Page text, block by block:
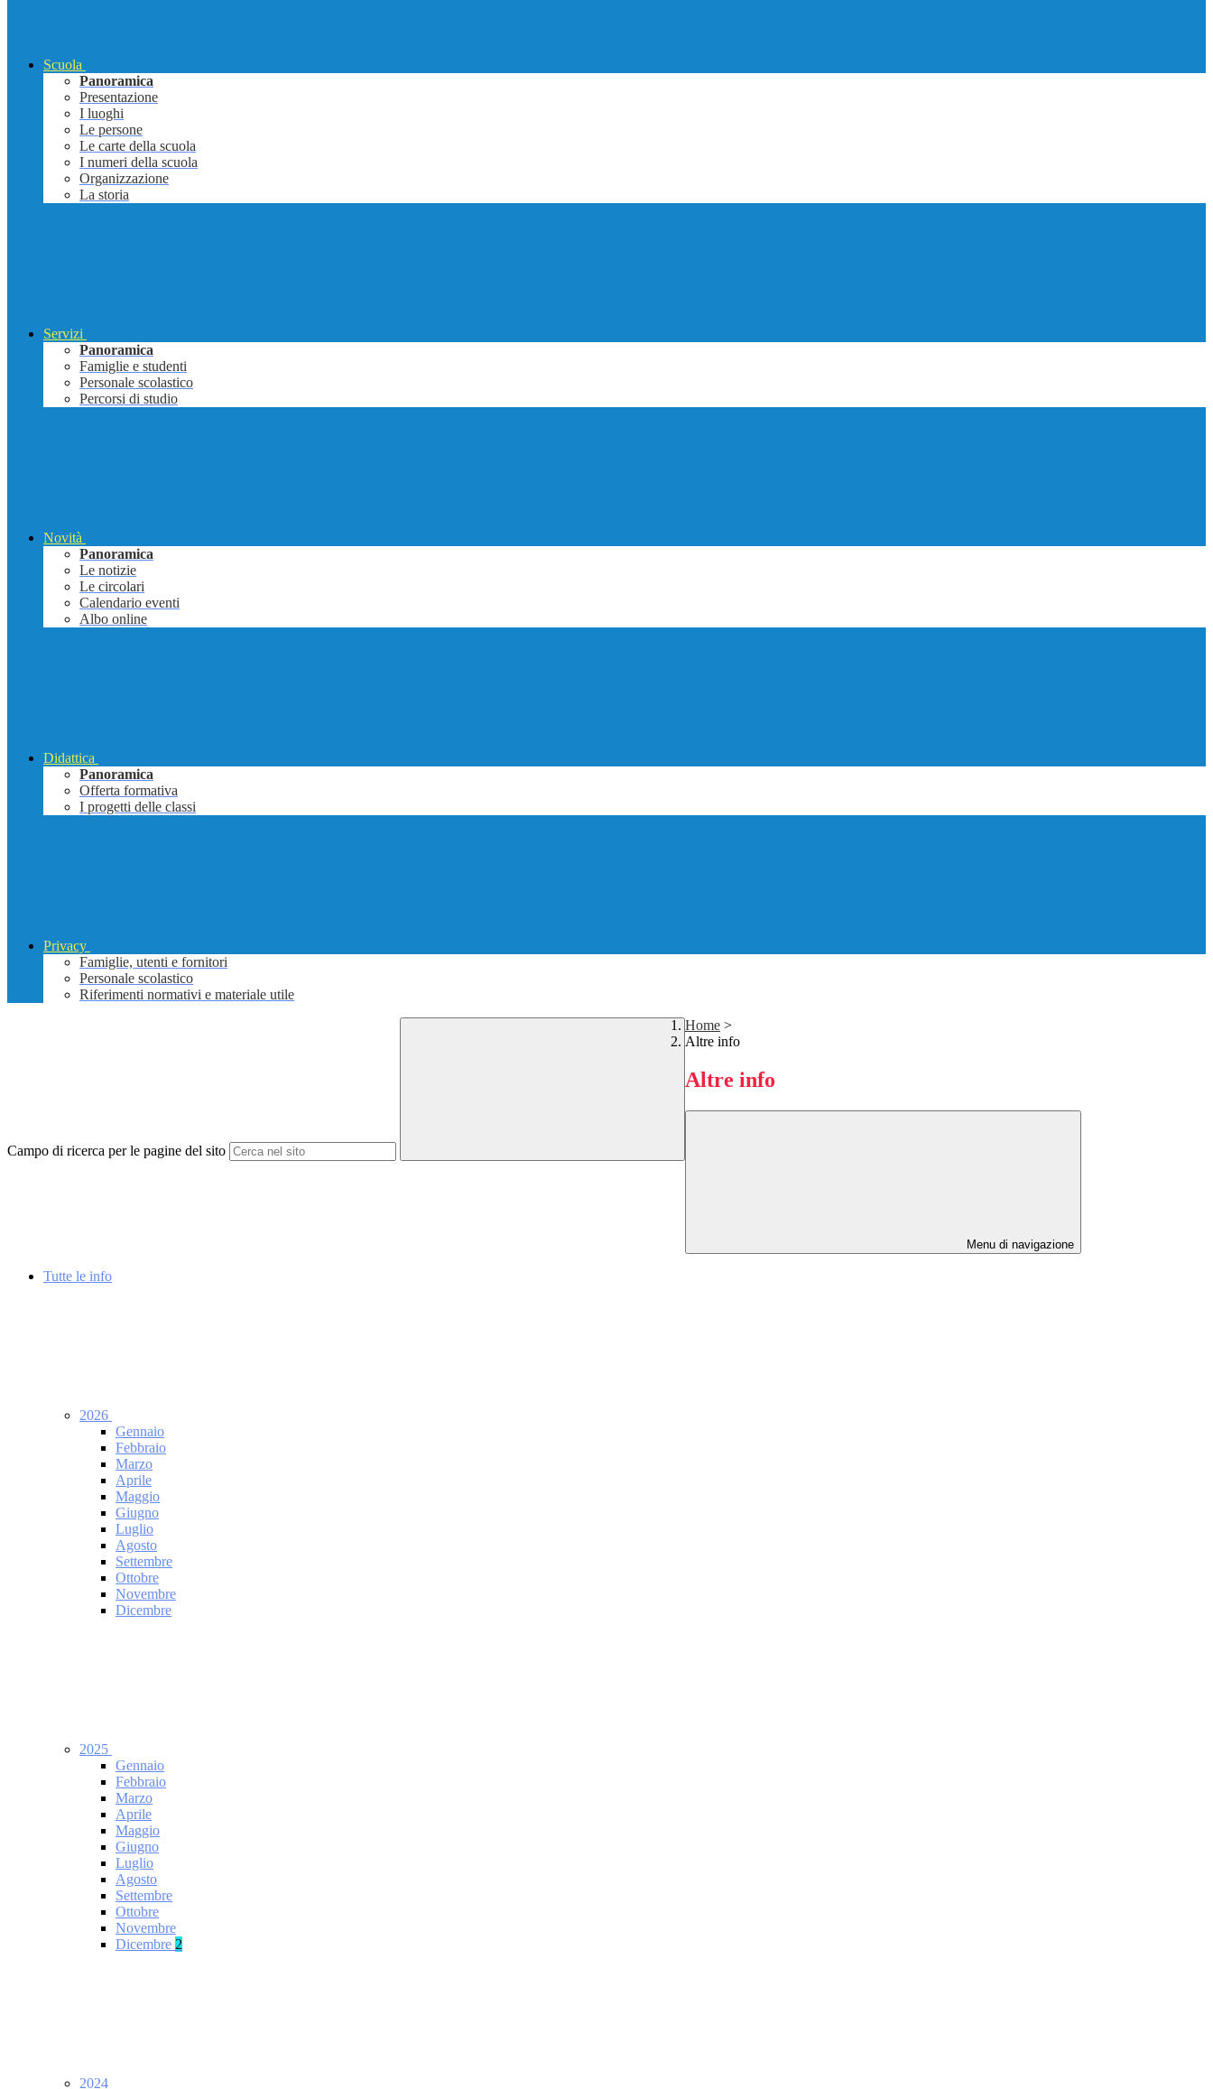
Scuola
Panoramica
Presentazione
I luoghi
Le persone
Le carte della scuola
I numeri della scuola
Organizzazione
La storia
Servizi
Panoramica
Famiglie e studenti
Personale scolastico
Percorsi di studio
Novità
Panoramica
Le notizie
Le circolari
Calendario eventi
Albo online
Didattica
Panoramica
Offerta formativa
I progetti delle classi
Privacy
Famiglie, utenti e fornitori
Personale scolastico
Riferimenti normativi e materiale utile
Campo di ricerca per le pagine del sito
Home >
Altre info
Altre info
Menu di navigazione
Tutte le info
2026
Gennaio
Febbraio
Marzo
Aprile
Maggio
Giugno
Luglio
Agosto
Settembre
Ottobre
Novembre
Dicembre
2025
Gennaio
Febbraio
Marzo
Aprile
Maggio
Giugno
Luglio
Agosto
Settembre
Ottobre
Novembre
Dicembre 2
2024